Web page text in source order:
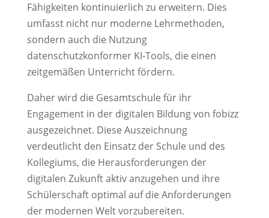
Fähigkeiten kontinuierlich zu erweitern. Dies
umfasst nicht nur moderne Lehrmethoden,
sondern auch die Nutzung
datenschutzkonformer KI-Tools, die einen
zeitgemäßen Unterricht fördern.
Daher wird die Gesamtschule für ihr
Engagement in der digitalen Bildung von fobizz
ausgezeichnet. Diese Auszeichnung
verdeutlicht den Einsatz der Schule und des
Kollegiums, die Herausforderungen der
digitalen Zukunft aktiv anzugehen und ihre
Schülerschaft optimal auf die Anforderungen
der modernen Welt vorzubereiten.